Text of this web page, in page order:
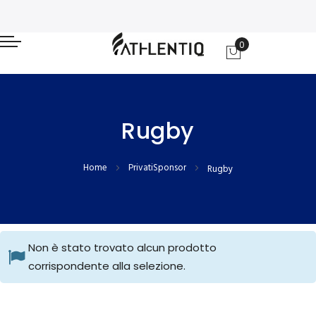
Carrello
0
Rugby
Home PrivatiSponsor Rugby
Non è stato trovato alcun prodotto
corrispondente alla selezione.